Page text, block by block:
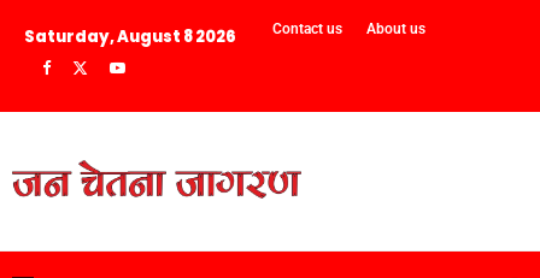
Saturday, August 8 2026 Contact us About us